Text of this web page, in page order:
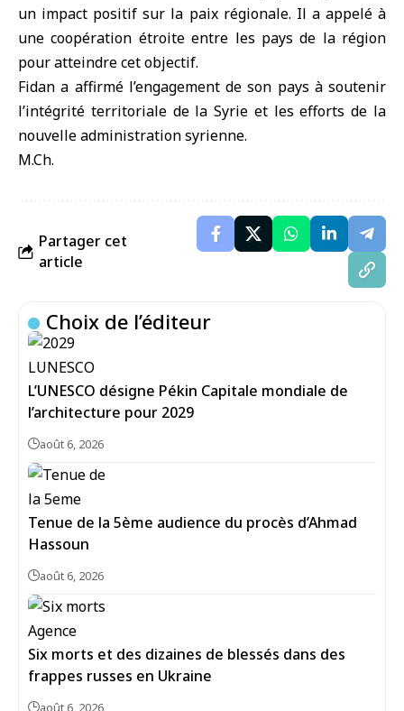
un impact positif sur la paix régionale. Il a appelé à
une coopération étroite entre les pays de la région
pour atteindre cet objectif.
Fidan a affirmé l’engagement de son pays à soutenir
l’intégrité territoriale de la Syrie et les efforts de la
nouvelle administration syrienne.
M.Ch.
Partager cet
article
Choix de l’éditeur
L’UNESCO désigne Pékin Capitale mondiale de
l’architecture pour 2029
août 6, 2026
Tenue de la 5ème audience du procès d’Ahmad
Hassoun
août 6, 2026
Six morts et des dizaines de blessés dans des
frappes russes en Ukraine
août 6, 2026